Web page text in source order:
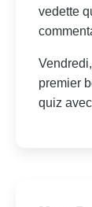
vedette
premier
quiz